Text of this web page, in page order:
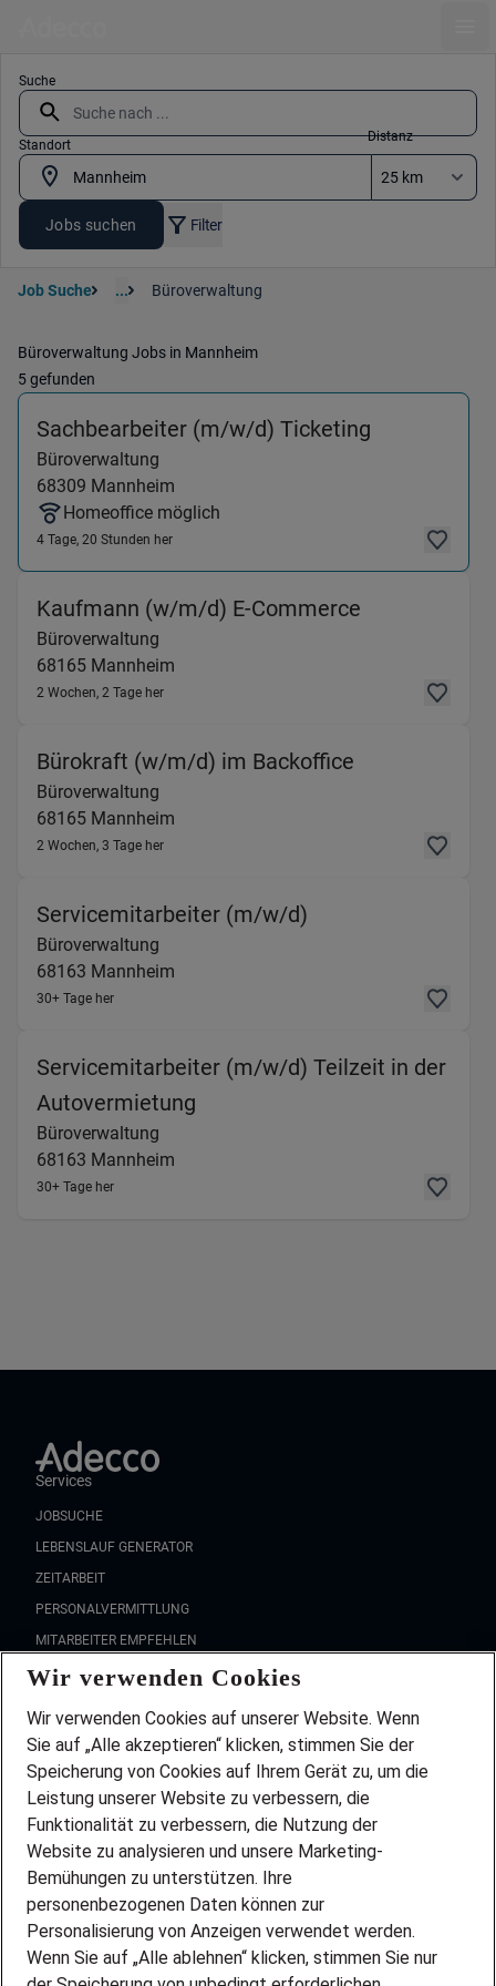
Suche
Standort
Distanz
Jobs suchen Filter
Job Suche ... Büroverwaltung
Büroverwaltung Jobs in Mannheim
5 gefunden
Sachbearbeiter (m/w/d) Ticketing
Büroverwaltung
68309 Mannheim
Homeoffice möglich
4 Tage, 20 Stunden her
Kaufmann (w/m/d) E-Commerce
Büroverwaltung
68165 Mannheim
2 Wochen, 2 Tage her
Bürokraft (w/m/d) im Backoffice
Büroverwaltung
68165 Mannheim
2 Wochen, 3 Tage her
Servicemitarbeiter (m/w/d)
Büroverwaltung
68163 Mannheim
30+ Tage her
Servicemitarbeiter (m/w/d) Teilzeit in der
Autovermietung
Büroverwaltung
68163 Mannheim
30+ Tage her
Services
JOBSUCHE
LEBENSLAUF GENERATOR
ZEITARBEIT
PERSONALVERMITTLUNG
MITARBEITER EMPFEHLEN
FAQ
Wir stellen ein!
DEINE BERUFSGRUPPE
DEINE LEBENSSITUATION
PARTNERSHIP WITH AIRBUS
INITIATIV BEWERBEN
ÜBER UNS
STANDORTE
BLOG
Wir verwenden Cookies
Wir verwenden Cookies auf unserer Website. Wenn
Sie auf „Alle akzeptieren“ klicken, stimmen Sie der
Speicherung von Cookies auf Ihrem Gerät zu, um die
Leistung unserer Website zu verbessern, die
Funktionalität zu verbessern, die Nutzung der
Website zu analysieren und unsere Marketing-
Bemühungen zu unterstützen. Ihre
personenbezogenen Daten können zur
Personalisierung von Anzeigen verwendet werden.
Wenn Sie auf „Alle ablehnen“ klicken, stimmen Sie nur